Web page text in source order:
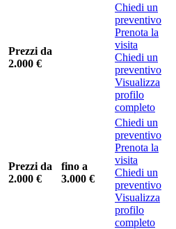
Prezzi da
2.000 €
Chiedi un
preventivo
Prenota la
visita
Chiedi un
preventivo
Visualizza
profilo
completo
Prezzi da
2.000 €
fino a
3.000 €
Chiedi un
preventivo
Prenota la
visita
Chiedi un
preventivo
Visualizza
profilo
completo